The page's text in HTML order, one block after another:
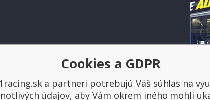
Platba a doprava
Cookies a GDPR
a partneri potrebujú Váš súhlas na
údajov, aby Vám okrem iného mohli